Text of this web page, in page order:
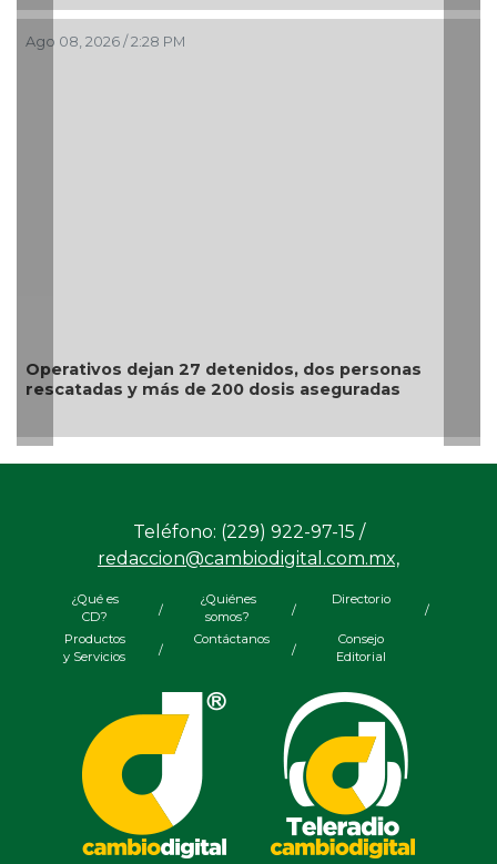
Ago 08, 2026 / 2:28 PM
Operativos dejan 27 detenidos, dos personas
rescatadas y más de 200 dosis aseguradas
Teléfono: (229) 922-97-15 /
redaccion@cambiodigital.com.mx,
¿Qué es
CD?
/
¿Quiénes
somos?
/
Directorio
/
Productos
y Servicios
/
Contáctanos
/
Consejo
Editorial